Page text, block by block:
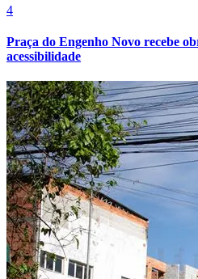
Bragantino
4
Praça do Engenho Novo recebe
acessibilidade